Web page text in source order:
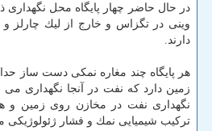
در حال حاضر چهار پایگاه محل نگهداری
وینی در تگزاس و خارج از لیك چارلز و
دارند.
هر پایگاه چند مغاره نمكی دست ساز
زمین دارد كه نفت در آنجا نگهداری می
نگهداری نفت در مخازن روی زمین و
تركیب شیمیایی نمك و فشار ژئولوژیكی